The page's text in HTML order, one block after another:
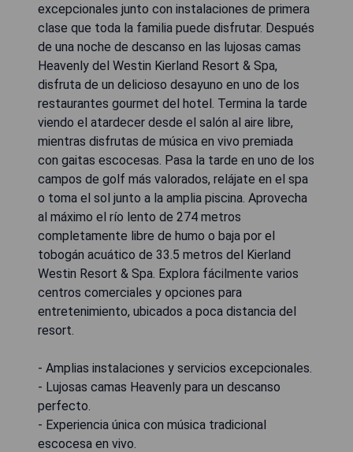
excepcionales junto con instalaciones de primera
clase que toda la familia puede disfrutar. Después
de una noche de descanso en las lujosas camas
Heavenly del Westin Kierland Resort & Spa,
disfruta de un delicioso desayuno en uno de los
restaurantes gourmet del hotel. Termina la tarde
viendo el atardecer desde el salón al aire libre,
mientras disfrutas de música en vivo premiada
con gaitas escocesas. Pasa la tarde en uno de los
campos de golf más valorados, relájate en el spa
o toma el sol junto a la amplia piscina. Aprovecha
al máximo el río lento de 274 metros
completamente libre de humo o baja por el
tobogán acuático de 33.5 metros del Kierland
Westin Resort & Spa. Explora fácilmente varios
centros comerciales y opciones para
entretenimiento, ubicados a poca distancia del
resort.
- Amplias instalaciones y servicios excepcionales.
- Lujosas camas Heavenly para un descanso
perfecto.
- Experiencia única con música tradicional
escocesa en vivo.